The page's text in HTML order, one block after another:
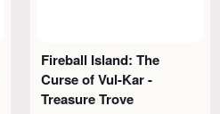
Fireball Island: The
Curse of Vul-Kar -
Treasure Trove